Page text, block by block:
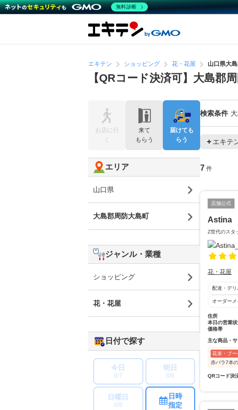
エキテン ショッピング 花・花屋 山口県大
【QRコード決済可】大島郡
検索条件
エキテ
7 件
店舗公式
Astina
Z世代のスタ
花・花屋
配達・デ
オーダーメ
住所
本日の営業
価格帯
主な商品・
花束・ブー
赤バラ7本
QRコード決
お店に行
く
来て
もらう
届けても
らう
エリア
山口県
大島郡周防大島町
ジャンル・業種
ショッピング
花・花屋
日付で探す
今日
8/7
明日
8/8
日曜日
8/9
日時
指定
無料診断